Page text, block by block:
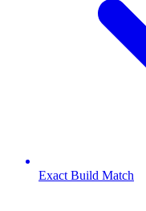
Exact Build Match